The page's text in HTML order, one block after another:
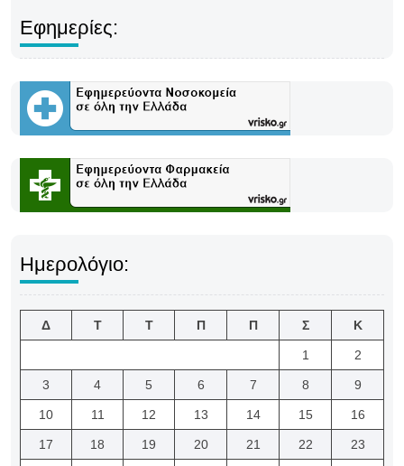
Εφημερίες:
Ημερολόγιο:
Δ Τ Τ Π Π Σ Κ
1 2
3 4 5 6 7 8 9
10 11 12 13 14 15 16
17 18 19 20 21 22 23